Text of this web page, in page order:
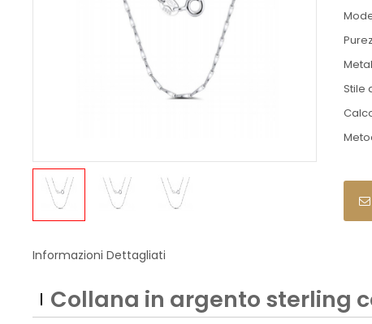
Stile
Informazioni Dettagliati
Collana in argento sterling